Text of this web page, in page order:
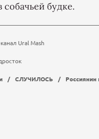
собачьей будке.
Ural Mash
/ СЛУЧИЛОСЬ /